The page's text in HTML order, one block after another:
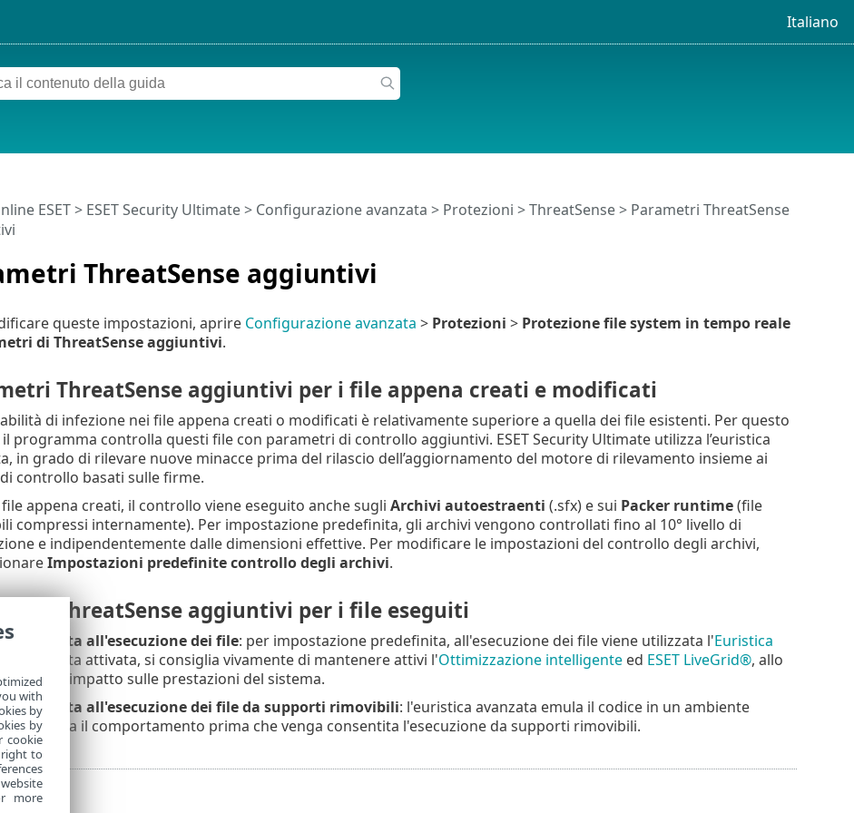
Italiano
ThreatSense aggiuntivi
ESET> ESET Security Ultimate> Configurazione avanzata > Protezioni >ThreatSense> Parametri ThreatSense
queste impostazioni, aprire Configurazione avanzata > Protezioni > Protezione file system in tempo reale
di ThreatSense aggiuntivi.
ThreatSense aggiuntivi per i file appena creati e modificati
di infezione nei file appena creati o modificati è relativamente superiore a quella dei file esistenti. Per questo
programma controlla questi file con parametri di controllo aggiuntivi. ESET Security Ultimate utilizza l’euristica
in grado di rilevare nuove minacce prima del rilascio dell’aggiornamento del motore di rilevamento insieme ai
controllo basati sulle firme.
appena creati, il controllo viene eseguito anche sugli Archivi autoestraenti (.sfx) e sui Packer runtime(file
compressi internamente). Per impostazione predefinita, gli archivi vengono controllati fino al 10° livello di
e indipendentemente dalle dimensioni effettive. Per modificare le impostazioni del controllo degli archivi,
Impostazioni predefinite controllo degli archivi.
ThreatSense aggiuntivi per i file eseguiti
avanzata all'esecuzione dei file: per impostazione predefinita, all'esecuzione dei file viene utilizzata l'Euristica
. Una volta attivata, si consiglia vivamente di mantenere attivi l'Ottimizzazione intelligenteed ESET LiveGrid®, allo
ridurre l'impatto sulle prestazioni del sistema.
avanzata all'esecuzione dei file da supporti rimovibili: l'euristica avanzata emula il codice in un ambiente
ne valuta il comportamento prima che venga consentita l'esecuzione da supporti rimovibili.
with
by
by
cookie
right to
more